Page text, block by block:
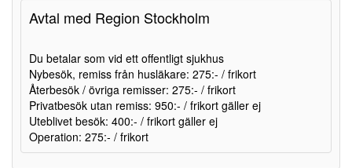
Avtal med Region Stockholm
Du betalar som vid ett offentligt sjukhus
Nybesök, remiss från husläkare: 275:- / frikort
Återbesök / övriga remisser: 275:- / frikort
Privatbesök utan remiss: 950:- / frikort gäller ej
Uteblivet besök: 400:- / frikort gäller ej
Operation: 275:- / frikort